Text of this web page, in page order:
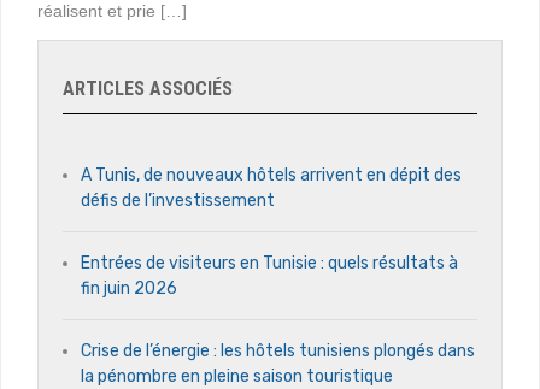
réalisent et prie […]
ARTICLES ASSOCIÉS
A Tunis, de nouveaux hôtels arrivent en dépit des
défis de l’investissement
Entrées de visiteurs en Tunisie : quels résultats à
fin juin 2026
Crise de l’énergie : les hôtels tunisiens plongés dans
la pénombre en pleine saison touristique